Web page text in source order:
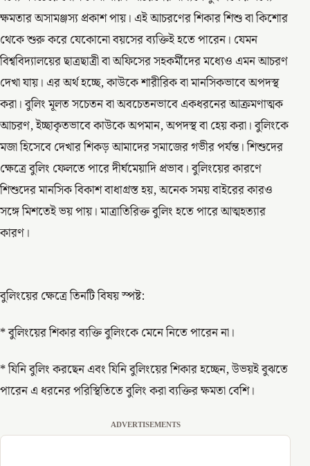
ক্ষমতার অসামঞ্জস্য প্রকাশ পায়। এই আচরণের শিকার শিশু বা কিশোর
থেকে শুরু করে যেকোনো বয়সের ব্যক্তিই হতে পারেন। যেমন
বিশ্ববিদ্যালয়ের ছাত্রছাত্রী বা অফিসের সহকর্মীদের মধ্যেও এমন আচরণ
দেখা যায়। এর অর্থ হচ্ছে, কাউকে শারীরিক বা মানসিকভাবে অপদস্থ
করা। বুলিং মূলত সচেতন বা অবচেতনভাবে একধরনের আক্রমণাত্মক
আচরণ, ইচ্ছাকৃতভাবে কাউকে অপমান, অপদস্থ বা হেয় করা। বুলিংকে
মজা হিসেবে দেখার শিকড় আমাদের সমাজের গভীর পর্যন্ত। শিশুদের
ক্ষেত্রে বুলিং ফেলতে পারে দীর্ঘমেয়াদি প্রভাব। বুলিংয়ের কারণে
শিশুদের মানসিক বিকাশ বাধাগ্রস্ত হয়, অনেক সময় বাইরের কারও
সঙ্গে মিশতেই ভয় পায়। মাত্রাতিরিক্ত বুলিং হতে পারে আত্মহত্যার
কারণ।
বুলিংয়ের ক্ষেত্রে তিনটি বিষয় স্পষ্ট:
* বুলিংয়ের শিকার ব্যক্তি বুলিংকে মেনে নিতে পারেন না।
* যিনি বুলিং করছেন এবং যিনি বুলিংয়ের শিকার হচ্ছেন, উভয়ই বুঝতে
পারেন এ ধরনের পরিস্থিতিতে বুলিং করা ব্যক্তির ক্ষমতা বেশি।
ADVERTISEMENTS